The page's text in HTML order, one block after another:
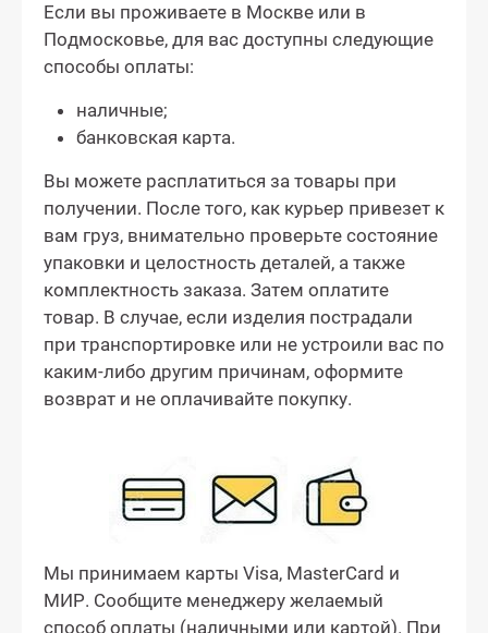
Если вы проживаете в Москве или в
Подмосковье, для вас доступны следующие
способы оплаты:
наличные;
банковская карта.
Вы можете расплатиться за товары при
получении. После того, как курьер привезет к
вам груз, внимательно проверьте состояние
упаковки и целостность деталей, а также
комплектность заказа. Затем оплатите
товар. В случае, если изделия пострадали
при транспортировке или не устроили вас по
каким-либо другим причинам, оформите
возврат и не оплачивайте покупку.
Мы принимаем карты Visa, MasterCard и
МИР. Сообщите менеджеру желаемый
способ оплаты (наличными или картой). При